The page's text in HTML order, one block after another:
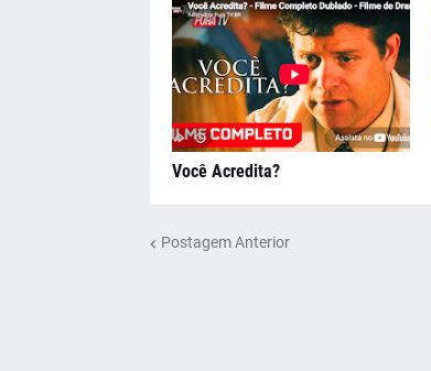
Você Acredita?
Postagem Anterior